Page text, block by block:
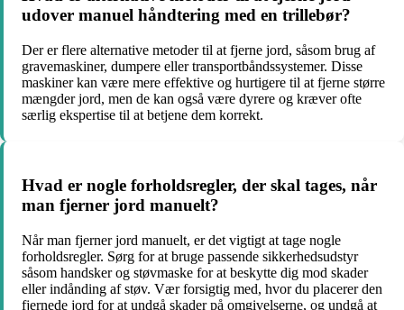
udover manuel håndtering med en trillebør?
Der er flere alternative metoder til at fjerne jord, såsom brug af
gravemaskiner, dumpere eller transportbåndssystemer. Disse
maskiner kan være mere effektive og hurtigere til at fjerne større
mængder jord, men de kan også være dyrere og kræver ofte
særlig ekspertise til at betjene dem korrekt.
Hvad er nogle forholdsregler, der skal tages, når
man fjerner jord manuelt?
Når man fjerner jord manuelt, er det vigtigt at tage nogle
forholdsregler. Sørg for at bruge passende sikkerhedsudstyr
såsom handsker og støvmaske for at beskytte dig mod skader
eller indånding af støv. Vær forsigtig med, hvor du placerer den
fjernede jord for at undgå skader på omgivelserne, og undgå at